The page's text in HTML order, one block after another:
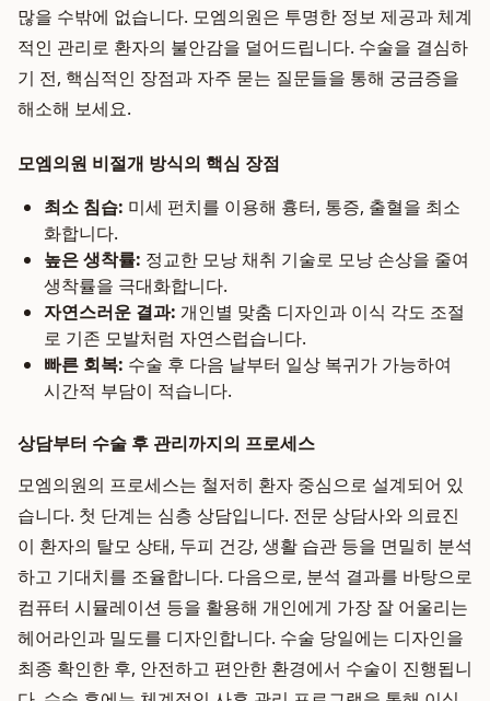
많을 수밖에 없습니다. 모엠의원은 투명한 정보 제공과 체계
적인 관리로 환자의 불안감을 덜어드립니다. 수술을 결심하
기 전, 핵심적인 장점과 자주 묻는 질문들을 통해 궁금증을
해소해 보세요.
모엠의원 비절개 방식의 핵심 장점
최소 침습: 미세 펀치를 이용해 흉터, 통증, 출혈을 최소
화합니다.
높은 생착률: 정교한 모낭 채취 기술로 모낭 손상을 줄여
생착률을 극대화합니다.
자연스러운 결과: 개인별 맞춤 디자인과 이식 각도 조절
로 기존 모발처럼 자연스럽습니다.
빠른 회복: 수술 후 다음 날부터 일상 복귀가 가능하여
시간적 부담이 적습니다.
상담부터 수술 후 관리까지의 프로세스
모엠의원의 프로세스는 철저히 환자 중심으로 설계되어 있
습니다. 첫 단계는 심층 상담입니다. 전문 상담사와 의료진
이 환자의 탈모 상태, 두피 건강, 생활 습관 등을 면밀히 분석
하고 기대치를 조율합니다. 다음으로, 분석 결과를 바탕으로
컴퓨터 시뮬레이션 등을 활용해 개인에게 가장 잘 어울리는
헤어라인과 밀도를 디자인합니다. 수술 당일에는 디자인을
최종 확인한 후, 안전하고 편안한 환경에서 수술이 진행됩니